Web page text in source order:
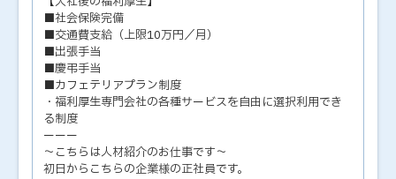
■社会保険完備
■交通費支給（上限10万円／月）
■出張手当
■慶弔手当
■カフェテリアプラン制度
・福利厚生専門会社の各種サービスを自由に選択利用でき
る制度
ーーー
～こちらは人材紹介のお仕事です～
初日からこちらの企業様の正社員です。